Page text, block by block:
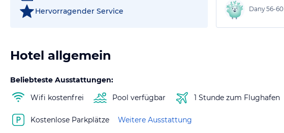
Hervorragender Service
Dany56-60
Hotel allgemein
Beliebteste Ausstattungen:
Wifi kostenfrei
Pool verfügbar 1 Stunde zum Flughafen
Kostenlose Parkplätze Weitere Ausstattung